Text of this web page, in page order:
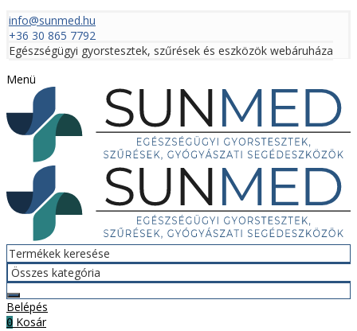
info@sunmed.hu
+36 30 865 7792
Egészségügyi gyorstesztek, szűrések és eszközök webáruháza
Menü
Belépés
0 Kosár